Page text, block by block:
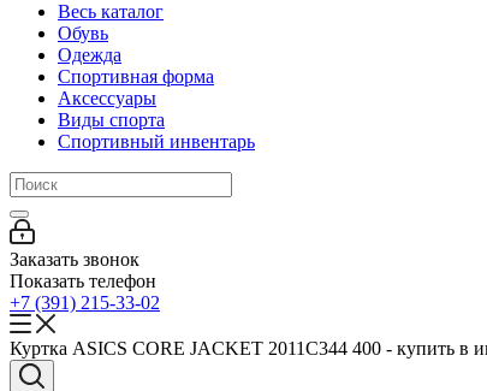
Весь каталог
Обувь
Одежда
Спортивная форма
Аксессуары
Виды спорта
Спортивный инвентарь
Заказать звонок
Показать телефон
+7 (391) 215-33-02
Куртка ASICS CORE JACKET 2011C344 400 - купить в